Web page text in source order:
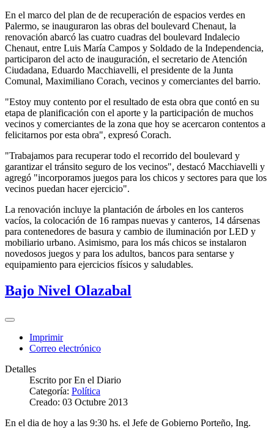
En el marco del plan de de recuperación de espacios verdes en
Palermo, se inauguraron las obras del boulevard Chenaut, la
renovación abarcó las cuatro cuadras del boulevard Indalecio
Chenaut, entre Luis María Campos y Soldado de la Independencia,
participaron del acto de inauguración, el secretario de Atención
Ciudadana, Eduardo Macchiavelli, el presidente de la Junta
Comunal, Maximiliano Corach, vecinos y comerciantes del barrio.
"Estoy muy contento por el resultado de esta obra que contó en su
etapa de planificación con el aporte y la participación de muchos
vecinos y comerciantes de la zona que hoy se acercaron contentos a
felicitarnos por esta obra", expresó Corach.
"Trabajamos para recuperar todo el recorrido del boulevard y
garantizar el tránsito seguro de los vecinos", destacó Macchiavelli y
agregó "incorporamos juegos para los chicos y sectores para que los
vecinos puedan hacer ejercicio".
La renovación incluye la plantación de árboles en los canteros
vacíos, la colocación de 16 rampas nuevas y canteros, 14 dársenas
para contenedores de basura y cambio de iluminación por LED y
mobiliario urbano. Asimismo, para los más chicos se instalaron
novedosos juegos y para los adultos, bancos para sentarse y
equipamiento para ejercicios físicos y saludables.
Bajo Nivel Olazabal
Imprimir
Correo electrónico
Detalles
Escrito porEn el Diario
Categoría: Política
Creado: 03 Octubre 2013
En el dia de hoy a las 9:30 hs. el Jefe de Gobierno Porteño, Ing.